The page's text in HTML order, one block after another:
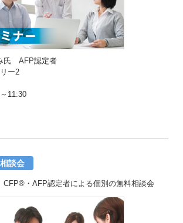
氏 AFP認定者
ー2
11:30
相談会
CFP®・AFP認定者による個別の無料相談会